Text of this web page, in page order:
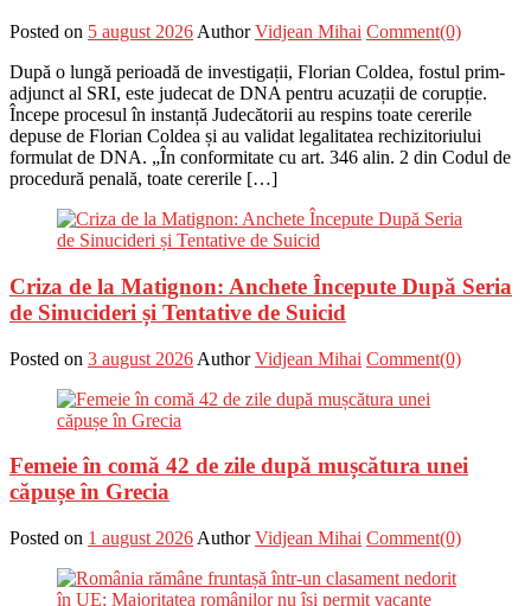
Posted on 5 august 2026 Author Vidjean Mihai Comment(0)
După o lungă perioadă de investigații, Florian Coldea, fostul prim-
adjunct al SRI, este judecat de DNA pentru acuzații de corupție.
Începe procesul în instanță Judecătorii au respins toate cererile
depuse de Florian Coldea și au validat legalitatea rechizitoriului
formulat de DNA. „În conformitate cu art. 346 alin. 2 din Codul de
procedură penală, toate cererile […]
Criza de la Matignon: Anchete Începute După Seria
de Sinucideri și Tentative de Suicid
Posted on 3 august 2026 Author Vidjean Mihai Comment(0)
Femeie în comă 42 de zile după mușcătura unei
căpușe în Grecia
Posted on 1 august 2026 Author Vidjean Mihai Comment(0)